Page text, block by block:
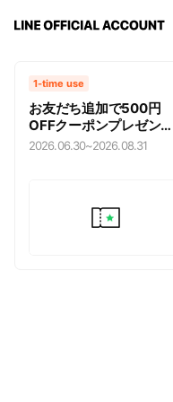
1-time use
お友だち追加で500円
OFFクーポンプレゼン
ト！
2026.06.30~2026.08.31